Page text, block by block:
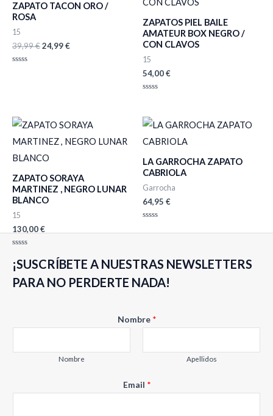
ZAPATO TACON ORO /
ROSA
15
39,99€
39,99 €.
24,99€
24,99 €.
ZAPATOS PIEL BAILE
AMATEUR BOX NEGRO /
CON CLAVOS
15
54,00€
de
5
ZAPATO SORAYA
MARTINEZ , NEGRO LUNAR
BLANCO
15
130,00€
con
0
5
LA GARROCHA ZAPATO
CABRIOLA
Garrocha
64,95 €
con
¡SUSCRÍBETE A NUESTRAS NEWSLETTERS
PARA NO PERDERTE NADA!
Nombre *
Nombre Apellidos
o
Email *